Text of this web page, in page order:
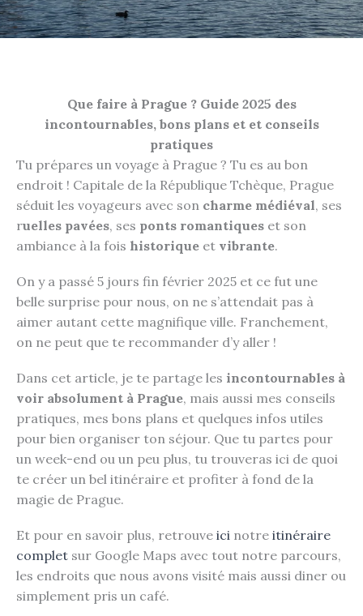
Que faire à Prague ? Guide 2025 des
incontournables, bons plans et et conseils
pratiques
Tu prépares un voyage à Prague ? Tu es au bon
endroit ! Capitale de la République Tchèque, Prague
séduit les voyageurs avec son charme médiéval, ses
ruelles pavées, ses ponts romantiques et son
ambiance à la fois historique et vibrante.
On y a passé 5 jours fin février 2025 et ce fut une
belle surprise pour nous, on ne s’attendait pas à
aimer autant cette magnifique ville. Franchement,
on ne peut que te recommander d’y aller !
Dans cet article, je te partage les incontournables à
voir absolument à Prague, mais aussi mes conseils
pratiques, mes bons plans et quelques infos utiles
pour bien organiser ton séjour. Que tu partes pour
un week-end ou un peu plus, tu trouveras ici de quoi
te créer un bel itinéraire et profiter à fond de la
magie de Prague.
Et pour en savoir plus, retrouve ici notre itinéraire
complet sur Google Maps avec tout notre parcours,
les endroits que nous avons visité mais aussi diner ou
simplement pris un café.